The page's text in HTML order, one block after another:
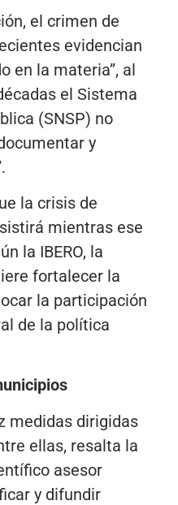
el crimen de
evidencian
en la materia”, al
el Sistema
(SNSP) no
y
la crisis de
mientras ese
la IBERO, la
fortalecer la
la participación
de la política
medidas dirigidas
ellas, resalta la
asesor
y difundir